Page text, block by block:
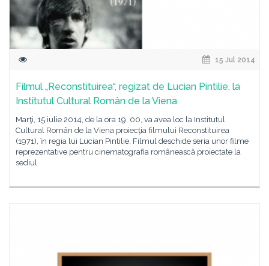
15 Jul 2014
Filmul „Reconstituirea“, regizat de Lucian Pintilie, la
Institutul Cultural Român de la Viena
Marţi, 15 iulie 2014, de la ora 19. 00, va avea loc la Institutul
Cultural Român de la Viena proiecţia filmului Reconstituirea
(1971), în regia lui Lucian Pintilie. Filmul deschide seria unor filme
reprezentative pentru cinematografia românească proiectate la
sediul